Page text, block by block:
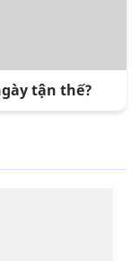
tận thế?